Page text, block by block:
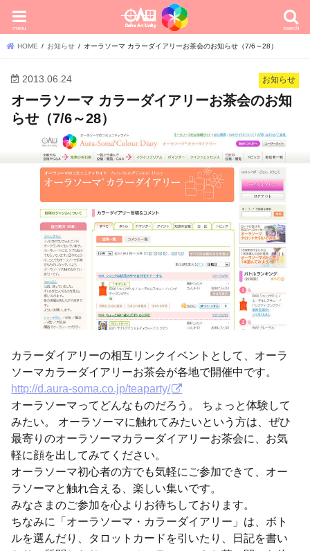
search
menu
HOME お知らせ オーラソーマ カラーダイアリーお茶会のお知らせ（7/6～28）
お知らせ
2013.06.24
オーラソーマ カラーダイアリーお茶会のお知
らせ（7/6～28）
カラーダイアリーの相互リンクイベントとして、オーラ
ソーマカラーダイアリーお茶会が各地で開催中です。
http://d.aura-soma.co.jp/teaparty/
オーラソーマってどんなものだろう。 ちょっと体験して
みたい。 オーラソーマに触れてみたいという方は、ぜひ
最寄りのオーラソーマカラーダイアリーお茶会に、お気
軽に顔を出してみてください。
オーラソーマ初心者の方でも気軽にご参加できて、オー
ラソーマと触れ合える、楽しい集いです。
みなさまのご参加を心よりお待ちしております。
ちなみに「オーラソーマ・カラーダイアリー」は、ボト
ルを選んだり、タロットカードを引いたり、日記を書い